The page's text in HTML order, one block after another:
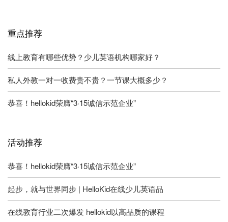
重点推荐
线上教育有哪些优势？少儿英语机构哪家好？
私人外教一对一收费贵不贵？一节课大概多少？
恭喜！hellokid荣膺“3·15诚信示范企业”
活动推荐
恭喜！hellokid荣膺“3·15诚信示范企业”
起步，就与世界同步 | HelloKid在线少儿英语品
在线教育行业二次爆发 hellokid以高品质的课程